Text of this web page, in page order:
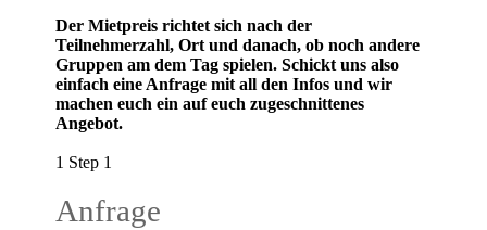
Der Mietpreis richtet sich nach der
Teilnehmerzahl, Ort und danach, ob noch andere
Gruppen am dem Tag spielen. Schickt uns also
einfach eine Anfrage mit all den Infos und wir
machen euch ein auf euch zugeschnittenes
Angebot.
1 Step 1
Anfrage